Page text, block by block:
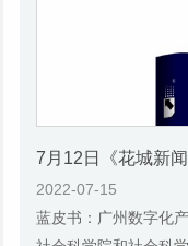
2022-07-15
蓝皮书：广州数字化